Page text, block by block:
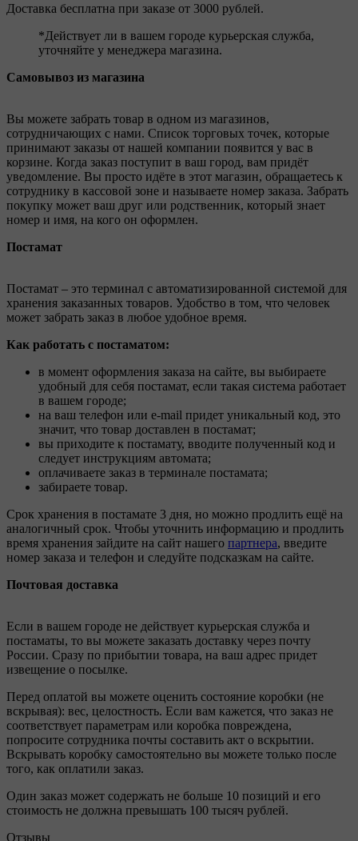
Доставка бесплатна при заказе от 3000 рублей.
*Действует ли в вашем городе курьерская служба,
уточняйте у менеджера магазина.
Самовывоз из магазина
Вы можете забрать товар в одном из магазинов,
сотрудничающих с нами. Список торговых точек, которые
принимают заказы от нашей компании появится у вас в
корзине. Когда заказ поступит в ваш город, вам придёт
уведомление. Вы просто идёте в этот магазин, обращаетесь к
сотруднику в кассовой зоне и называете номер заказа. Забрать
покупку может ваш друг или родственник, который знает
номер и имя, на кого он оформлен.
Постамат
Постамат – это терминал с автоматизированной системой для
хранения заказанных товаров. Удобство в том, что человек
может забрать заказ в любое удобное время.
Как работать с постаматом:
в момент оформления заказа на сайте, вы выбираете
удобный для себя постамат, если такая система работает
в вашем городе;
на ваш телефон или e-mail придет уникальный код, это
значит, что товар доставлен в постамат;
вы приходите к постамату, вводите полученный код и
следует инструкциям автомата;
оплачиваете заказ в терминале постамата;
забираете товар.
Срок хранения в постамате 3 дня, но можно продлить ещё на
аналогичный срок. Чтобы уточнить информацию и продлить
время хранения зайдите на сайт нашего партнера, введите
номер заказа и телефон и следуйте подсказкам на сайте.
Почтовая доставка
Если в вашем городе не действует курьерская служба и
постаматы, то вы можете заказать доставку через почту
России. Сразу по прибытии товара, на ваш адрес придет
извещение о посылке.
Перед оплатой вы можете оценить состояние коробки (не
вскрывая): вес, целостность. Если вам кажется, что заказ не
соответствует параметрам или коробка повреждена,
попросите сотрудника почты составить акт о вскрытии.
Вскрывать коробку самостоятельно вы можете только после
того, как оплатили заказ.
Один заказ может содержать не больше 10 позиций и его
стоимость не должна превышать 100 тысяч рублей.
Отзывы